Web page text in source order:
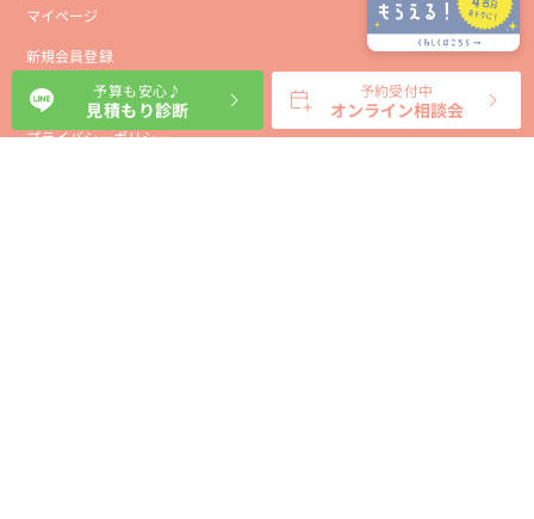
マイページ
新規会員登録
会社概要
プライバシーポリシー
予算も安心♪
見積もり診断
予約受付中
オンライン相談会